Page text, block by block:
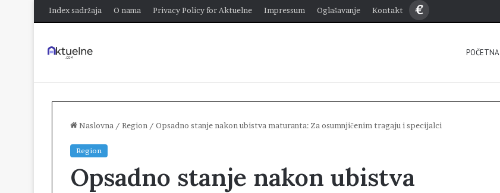
Index sadržaja O nama Privacy Policy for Aktuelne Impressum Oglašavanje Kontakt €
POČETNA
Naslovna / Region / Opsadno stanje nakon ubistva maturanta: Za osumnjičenim tragaju i specijalci
Region
Opsadno stanje nakon ubistva